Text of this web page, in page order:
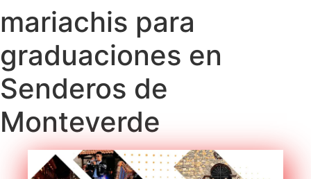
mariachis para
graduaciones en
Senderos de
Monteverde